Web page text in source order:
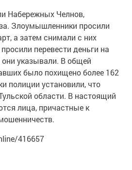
Набережных Челнов,
Злоумышленники просили
а затем снимали с них
перевести деньги на
указывали. В общей
было похищено более 162
полиции установили, что
области. В настоящий
лица, причастные к
416657